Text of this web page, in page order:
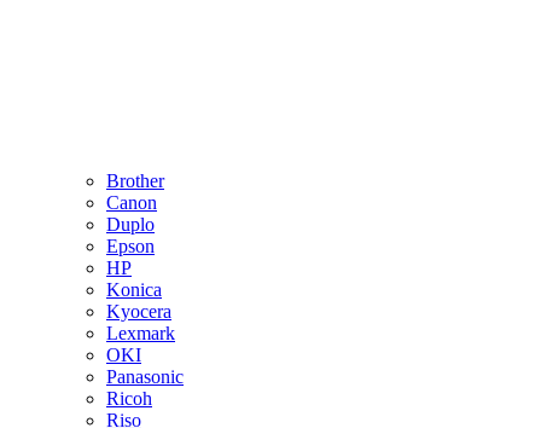
Brother
Canon
Duplo
Epson
HP
Konica
Kyocera
Lexmark
OKI
Panasonic
Ricoh
Riso